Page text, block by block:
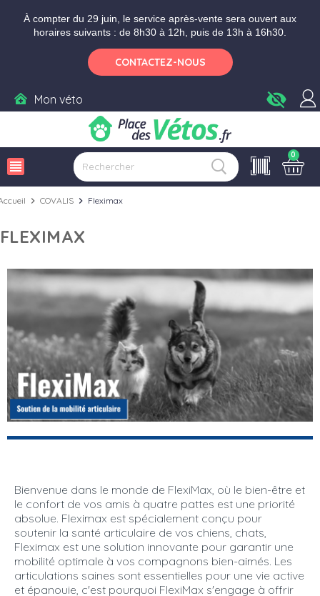
À compter du 29 juin, le service après-vente sera ouvert aux
horaires suivants : de 8h30 à 12h, puis de 13h à 16h30.
CONTACTEZ-NOUS
Mon véto visibility_off
view_headline
0
chevron_right COVALIS chevron_right Fleximax
FLEXIMAX
Bienvenue dans le monde de FlexiMax, où le bien-être et
le confort de vos amis à quatre pattes est une priorité
absolue. Fleximax est spécialement conçu pour
soutenir la santé articulaire de vos chiens, chats,
Fleximax est une solution innovante pour garantir une
mobilité optimale à vos compagnons bien-aimés. Les
articulations saines sont essentielles pour une vie active
et épanouie, c'est pourquoi FlexiMax s'engage à offrir